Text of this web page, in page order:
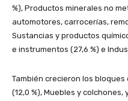
%), Productos minerales no
automotores, carrocerías,
Sustancias y productos
e instrumentos (27,6 %) e
También crecieron los
(12,0 %), Muebles y